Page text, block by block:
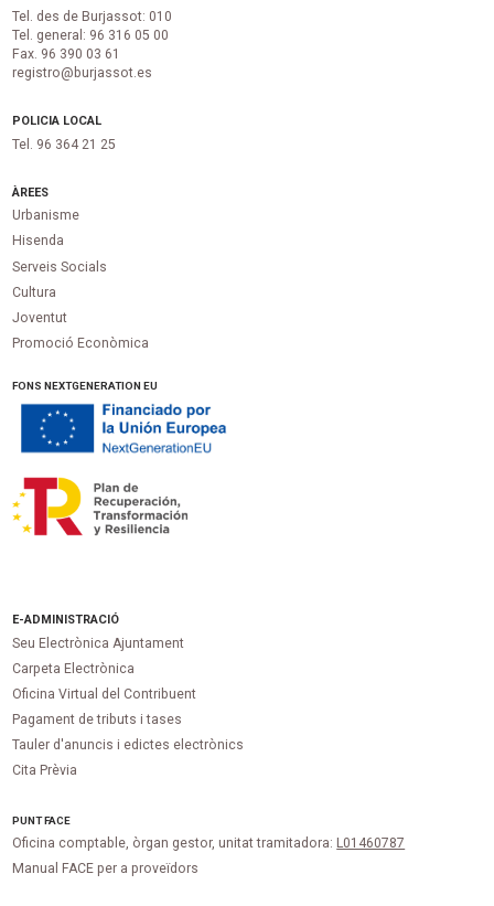
Tel. des de Burjassot: 010
Tel. general: 96 316 05 00
Fax. 96 390 03 61
registro@burjassot.es
POLICIA LOCAL
Tel. 96 364 21 25
ÀREES
Urbanisme
Hisenda
Serveis Socials
Cultura
Joventut
Promoció Econòmica
FONS NEXTGENERATION EU
E-ADMINISTRACIÓ
Seu Electrònica Ajuntament
Carpeta Electrònica
Oficina Virtual del Contribuent
Pagament de tributs i tases
Tauler d'anuncis i edictes electrònics
Cita Prèvia
PUNTFACE
Oficina comptable, òrgan gestor, unitat tramitadora: L01460787
Manual FACE per a proveïdors